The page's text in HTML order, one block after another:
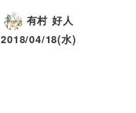
有村 好人
2018/04/18(水)